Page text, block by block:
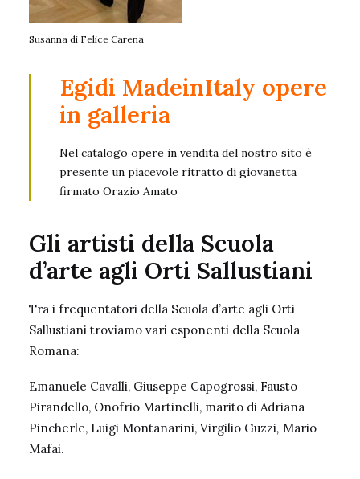
Susanna di Felice Carena
Egidi MadeinItaly opere
in galleria
Nel catalogo opere in vendita del nostro sito è
presente un piacevole ritratto di giovanetta
firmato Orazio Amato
Gli artisti della Scuola
d’arte agli Orti Sallustiani
Tra i frequentatori della Scuola d’arte agli Orti
Sallustiani troviamo vari esponenti della Scuola
Romana:
Emanuele Cavalli, Giuseppe Capogrossi, Fausto
Pirandello, Onofrio Martinelli, marito di Adriana
Pincherle, Luigi Montanarini, Virgilio Guzzi, Mario
Mafai.